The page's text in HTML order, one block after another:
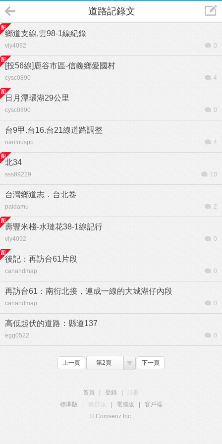
道路記錄文
鄉道支線,雲98-1線紀錄
viy4092 0
[投56線]鹿谷市區-信義鄉愛國村
cysc0890 4
日月潭環湖29公里
cysc0890 0
台9甲.台16.台21線道路調整
nantouspp 4
北34
sss89229 10
台灣鄉道志．台北卷
paidamu 2
壽豐米棧-水璉花38-1線記行
viy4092 0
後記：再訪台61片段
canandmap 0
再訪台61：南衍北接，連成一線的大城湖仔內段
canandmap 0
高低起伏的道路：縣道137
egg0522 0
上一頁 第2頁 下一頁
首頁 登錄
標準版
觸屏版 電腦版
客戶端
© Comsenz Inc.